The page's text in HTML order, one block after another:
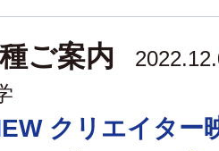
ご案内
クリエイター